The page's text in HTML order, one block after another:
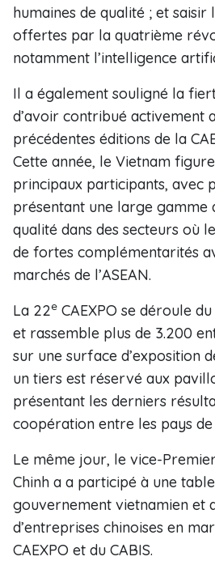
humaines de qualité ; et
offertes par la quatrième
notamment l’intelligence
Il a également souligné la
d’avoir contribué activement
précédentes éditions de la
Cette année, le Vietnam
principaux participants, avec
présentant une large gamme
qualité dans des secteurs où
de fortes complémentarités
marchés de l’ASEAN.
La 22e CAEXPO se déroule
et rassemble plus de 3.200
sur une surface d’exposition
un tiers est réservé aux
présentant les derniers
coopération entre les pays de
Le même jour, le vice-
Chinh a a participé à une
gouvernement vietnamien et
d’entreprises chinoises en
CAEXPO et du CABIS.